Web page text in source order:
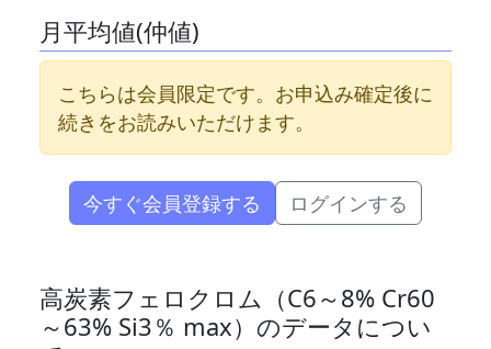
月平均値(仲値)
こちらは会員限定です。お申込み確定後に
続きをお読みいただけます。
今すぐ会員登録する ログインする
高炭素フェロクロム（C6～8% Cr60
～63% Si3％ max）のデータについ